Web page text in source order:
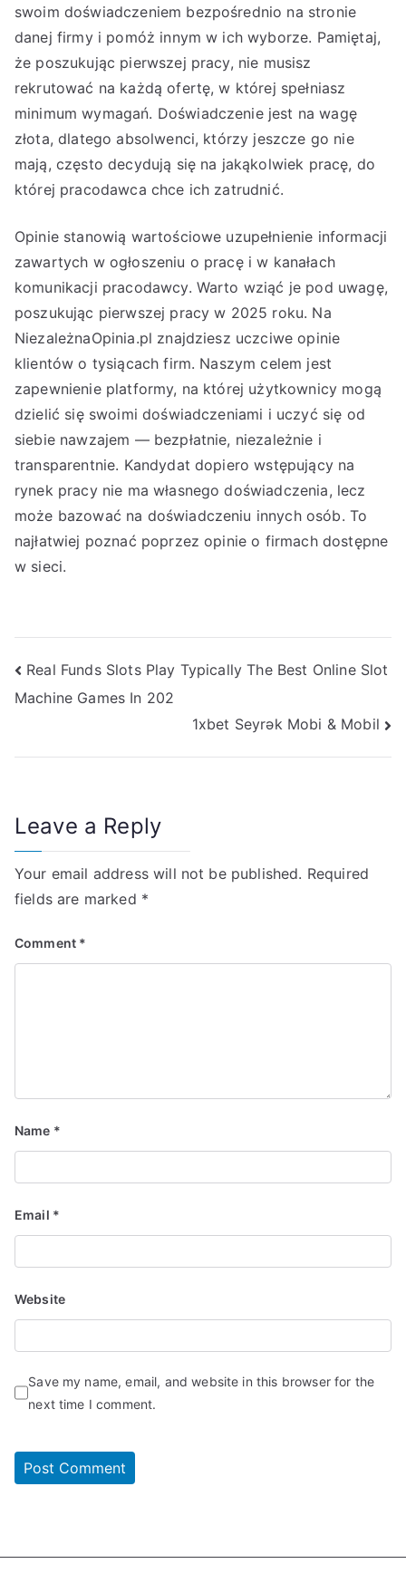
swoim doświadczeniem bezpośrednio na stronie
danej firmy i pomóż innym w ich wyborze. Pamiętaj,
że poszukując pierwszej pracy, nie musisz
rekrutować na każdą ofertę, w której spełniasz
minimum wymagań. Doświadczenie jest na wagę
złota, dlatego absolwenci, którzy jeszcze go nie
mają, często decydują się na jakąkolwiek pracę, do
której pracodawca chce ich zatrudnić.
Opinie stanowią wartościowe uzupełnienie informacji
zawartych w ogłoszeniu o pracę i w kanałach
komunikacji pracodawcy. Warto wziąć je pod uwagę,
poszukując pierwszej pracy w 2025 roku. Na
NiezależnaOpinia.pl znajdziesz uczciwe opinie
klientów o tysiącach firm. Naszym celem jest
zapewnienie platformy, na której użytkownicy mogą
dzielić się swoimi doświadczeniami i uczyć się od
siebie nawzajem — bezpłatnie, niezależnie i
transparentnie. Kandydat dopiero wstępujący na
rynek pracy nie ma własnego doświadczenia, lecz
może bazować na doświadczeniu innych osób. To
najłatwiej poznać poprzez opinie o firmach dostępne
w sieci.
Post
navigation
Real Funds Slots Play Typically The Best Online Slot
Machine Games In 202
1xbet Seyrək Mobi & Mobil
Leave a Reply
Your email address will not be published. Required
fields are marked *
Comment *
Name *
Email *
Website
Save my name, email, and website in this browser for the
next time I comment.